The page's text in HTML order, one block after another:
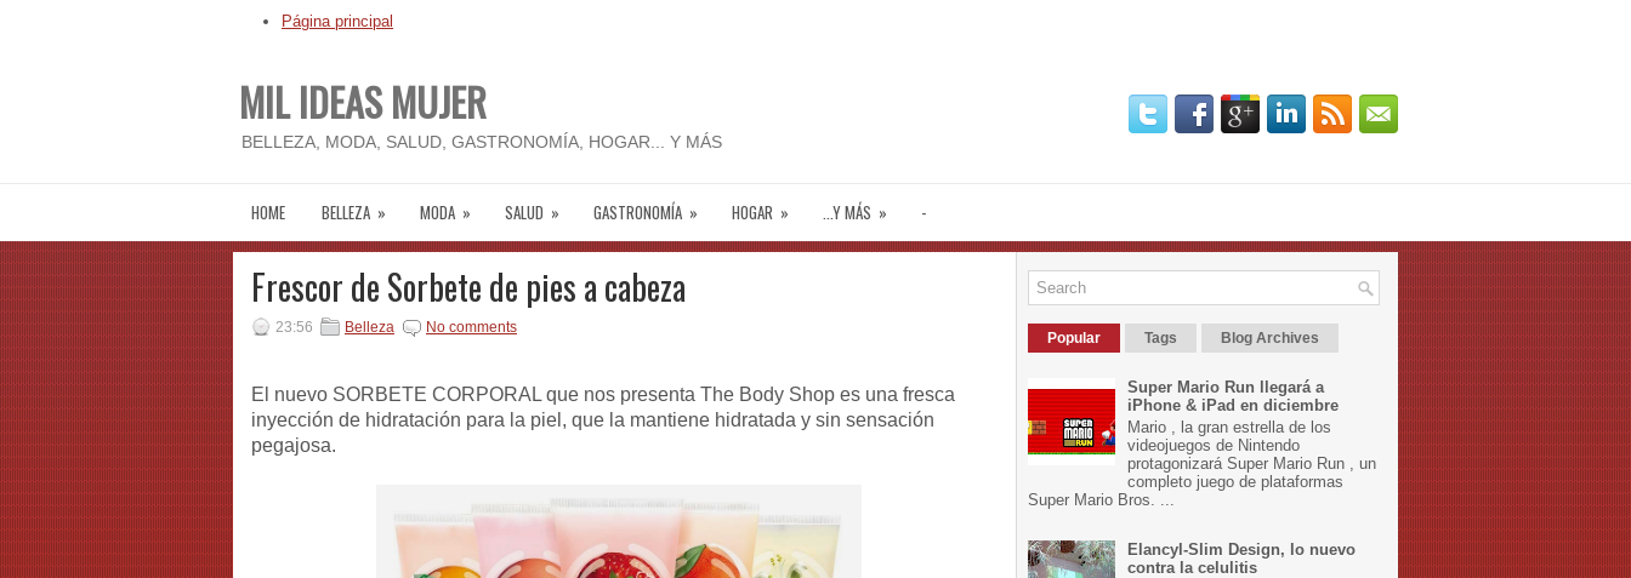
Página principal
MIL IDEAS MUJER
BELLEZA, MODA, SALUD, GASTRONOMÍA, HOGAR... Y MÁS
HOME BELLEZA » MODA » SALUD » GASTRONOMÍA » HOGAR » ...Y MÁS » -
Frescor de Sorbete de pies a cabeza
23:56 Belleza No comments
El nuevo SORBETE CORPORAL que nos presenta The Body Shop es una fresca
inyección de hidratación para la piel, que la mantiene hidratada y sin sensación
pegajosa.
Popular Tags Blog Archives
Super Mario Run llegará a
iPhone & iPad en diciembre
Mario , la gran estrella de los
videojuegos de Nintendo
protagonizará Super Mario Run , un
completo juego de plataformas
Super Mario Bros. ...
Elancyl-Slim Design, lo nuevo
contra la celulitis